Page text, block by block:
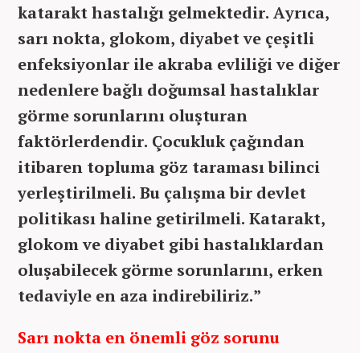
katarakt hastalığı gelmektedir. Ayrıca,
sarı nokta, glokom, diyabet ve çeşitli
enfeksiyonlar ile akraba evliliği ve diğer
nedenlere bağlı doğumsal hastalıklar
görme sorunlarını oluşturan
faktörlerdendir. Çocukluk çağından
itibaren topluma göz taraması bilinci
yerleştirilmeli. Bu çalışma bir devlet
politikası haline getirilmeli. Katarakt,
glokom ve diyabet gibi hastalıklardan
oluşabilecek görme sorunlarını, erken
tedaviyle en aza indirebiliriz.”
Sarı nokta en önemli göz sorunu